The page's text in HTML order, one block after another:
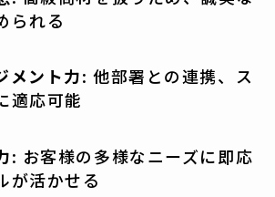
られる
メント力: 他部署との連携、ス
適応可能
: お客様の多様なニーズに即応
が活かせる